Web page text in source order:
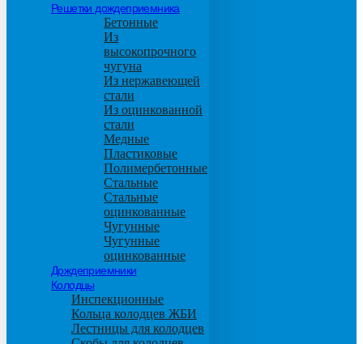
Решетки дождеприемника
Бетонные
Из
высокопрочного
чугуна
Из нержавеющей
стали
Из оцинкованной
стали
Медные
Пластиковые
Полимербетонные
Стальные
Стальные
оцинкованные
Чугунные
Чугунные
оцинкованные
Дождеприемники
Колодцы
Инспекционные
Кольца колодцев ЖБИ
Лестницы для колодцев